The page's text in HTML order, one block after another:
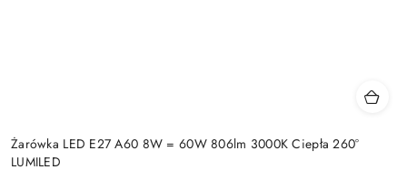
Żarówka LED E27 A60 8W = 60W 806lm 3000K Ciepła 260°
LUMILED